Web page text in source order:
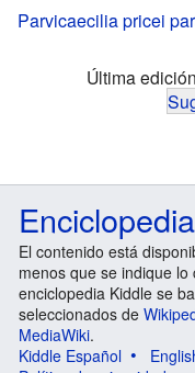
Parvicaecilia pricei
Última
El contenido está
menos que se indique
enciclopedia Kiddle se
seleccionados de
MediaWiki.
Kiddle Español